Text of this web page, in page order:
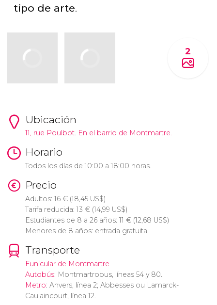
tipo de arte.
2
Ubicación
11, rue Poulbot. En el barrio de Montmartre.
Horario
Todos los días de 10:00 a 18:00 horas.
Precio
Adultos: 16 €(18,45 US$)
Tarifa reducida: 13 €(14,99 US$)
Estudiantes de 8 a 26 años: 11 €(12,68 US$)
Menores de 8 años: entrada gratuita.
Transporte
Funicular de Montmartre
Autobús: Montmartrobus, líneas 54 y 80.
Metro: Anvers, línea 2; Abbesses ou Lamarck-
Caulaincourt, línea 12.